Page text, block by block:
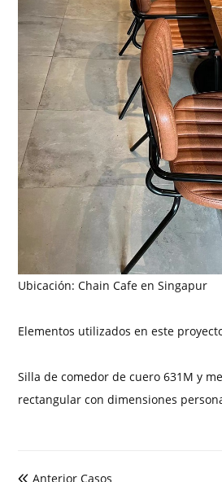
Ubicación: Chain Cafe en Singapur
Elementos utilizados en este
Silla de comedor de cuero 631M y
rectangular con dimensiones
 Anterior Casos